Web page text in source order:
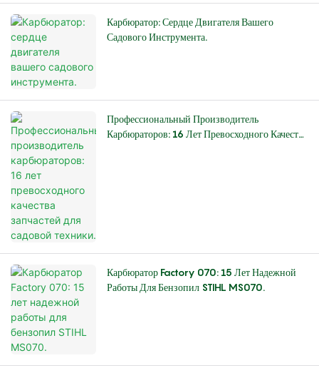
Карбюратор: Сердце Двигателя Вашего
Садового Инструмента.
Профессиональный Производитель
Карбюраторов: 16 Лет Превосходного Качества
Карбюратор Factory 070: 15 Лет Надежной
Работы Для Бензопил STIHL MS070.